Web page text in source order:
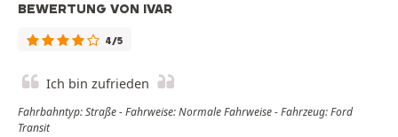
BEWERTUNG VON IVAR
4/5
Ich bin zufrieden
Fahrbahntyp: Straße - Fahrweise: Normale Fahrweise - Fahrzeug: Ford
Transit